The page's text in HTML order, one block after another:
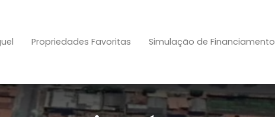
Propriedades Favoritas Simulação de Financiamento